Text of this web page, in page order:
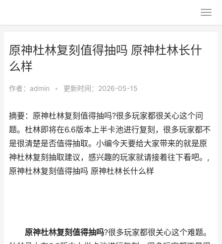
原神杜林复刻值得抽吗 原神杜林长什
么样
作者： admin • 更新时间：2026-05-15
摘要：原神杜林复刻值得抽吗?很多玩家都很关心这个问
题。杜林即将在6.6版本上半卡池进行复刻，很多玩家都不
是很清楚是否值得抽取。小编今天要给大家带来的就是原
神杜林复刻抽取建议，感兴趣的玩家就请接着往下看吧。,
原神杜林复刻值得抽吗 原神杜林长什么样
原神杜林复刻值得抽吗?很多玩家都很关心这个难题。